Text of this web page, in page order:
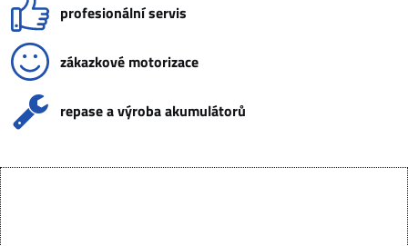
profesionální servis
zákazkové motorizace
repase a výroba akumulátorů